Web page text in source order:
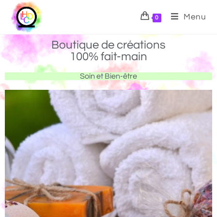
0 Menu
Boutique de créations
100% fait-main
Soin et Bien-être